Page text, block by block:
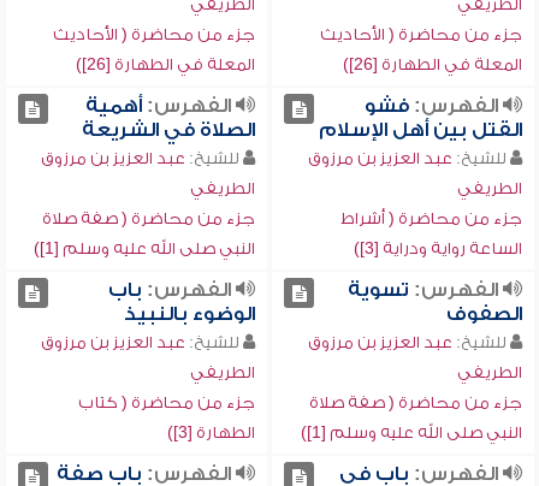
الطريفي
جزء من محاضرة ( الأحاديث
المعلة في الطهارة [26])
الطريفي
جزء من محاضرة ( الأحاديث
المعلة في الطهارة [26])
الفهرس:فشو
القتل بين أهل الإسلام
للشيخ: عبد العزيز بن مرزوق
الطريفي
جزء من محاضرة ( أشراط
الساعة رواية ودراية [3])
الفهرس:أهمية
الصلاة في الشريعة
للشيخ: عبد العزيز بن مرزوق
الطريفي
جزء من محاضرة ( صفة صلاة
النبي صلى الله عليه وسلم [1])
الفهرس: تسوية
الصفوف
للشيخ: عبد العزيز بن مرزوق
الطريفي
جزء من محاضرة ( صفة صلاة
النبي صلى الله عليه وسلم [1])
الفهرس: باب
الوضوء بالنبيذ
للشيخ: عبد العزيز بن مرزوق
الطريفي
جزء من محاضرة ( كتاب
الطهارة [3])
الفهرس: باب في
الفهرس: باب صفة